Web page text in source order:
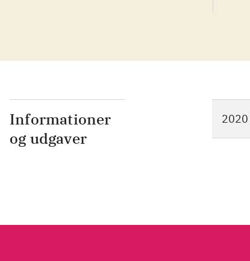
Informationer
og udgaver
2020